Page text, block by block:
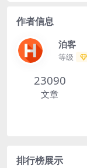
作者信息
泊客
等级
23090
文章
排行榜展示